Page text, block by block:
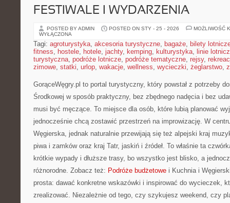
FESTIWALE I WYDARZENIA
POSTED BY ADMIN POSTED ON STY - 25 - 2026
MOŻLIWOŚĆ
WYŁĄCZONA
Tagi: agroturystyka, akcesoria turystyczne, bagaże, bilety
fitness, hostele, hotele, jachty, kemping, kulturystyka, linie
turystyczna, podróże lotnicze, podróże tematyczne, rejsy,
zimowe, statki, urlop, wakacje, wellness, wycieczki, żeglarstwo,
GorąceWęgry.pl to portal turystyczny, który powstał z potrzeby
Środkowej w sposób praktyczny, bez zbędnego nadęcia i bez
musi być męczące. To miejsce dla osób, które lubią planować
jednocześnie chcą zostawić przestrzeń na improwizację. W
Węgierska, jednak naturalnie przewijają się też alpejski kraj
piwa i zamków oraz kraj Tatr, jaskiń i źródeł. To właśnie ta
krótkie wypady i dłuższe trasy, bo wszystko jest blisko, a
różnorodne. Zobacz też: Podróże budżetowe i Kuchnia i
prosta: dawać konkretne wskazówki i inspirować do wycieczek,
zrealizować. Niezależnie od tego, czy szykujesz weekend, czy